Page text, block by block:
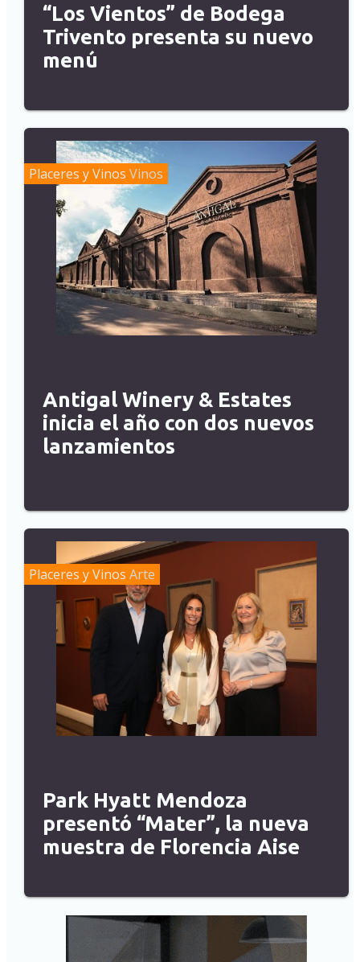
“Los Vientos” de Bodega
Trivento presenta su nuevo
menú
Placeres y Vinos Vinos
Antigal Winery & Estates
inicia el año con dos nuevos
lanzamientos
Placeres y Vinos Arte
Park Hyatt Mendoza
presentó “Mater”, la nueva
muestra de Florencia Aise